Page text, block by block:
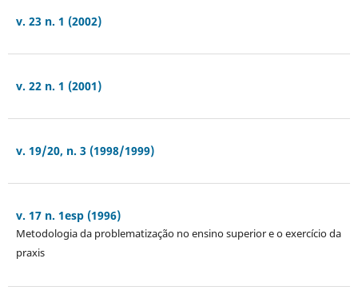
v. 23 n. 1 (2002)
v. 22 n. 1 (2001)
v. 19/20, n. 3 (1998/1999)
v. 17 n. 1esp (1996)
Metodologia da problematização no ensino superior e o exercício da
praxis